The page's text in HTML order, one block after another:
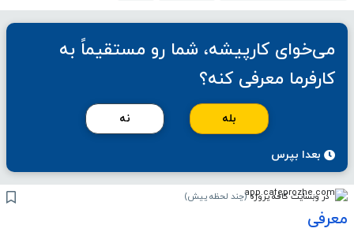
می‌خوای کارپیشه، شما رو مستقیماً به
کارفرما معرفی کنه؟
بله نه
بعدا بپرس
در وبسایت کافه پروژه (چند لحظه پیش)
معرفی